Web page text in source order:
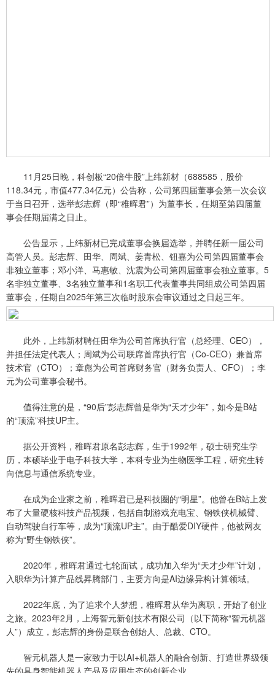
11月25日晚，科创板“20倍牛股”上纬新材（688585，股价
118.34元，市值477.34亿元）公告称，公司第四届董事会第一次会议
于当日召开，选举彭志辉（即“稚晖君”）为董事长，任期至第四届董
事会任期届满之日止。
公告显示，上纬新材已完成董事会换届选举，并聘任新一届公司
高管人员。彭志辉、田华、周斌、姜青松、钮嘉为公司第四届董事会
非独立董事；邓小洋、马惠敏、沈震为公司第四届董事会独立董事。5
名非独立董事、3名独立董事和1名职工代表董事共同组成公司第四届
董事会，任期自2025年第三次临时股东会审议通过之日起三年。
此外，上纬新材聘任田华为公司首席执行官（总经理、CEO），
并担任法定代表人；周斌为公司联席首席执行官（Co-CEO）兼首席
技术官（CTO）；章彪为公司首席财务官（财务负责人、CFO）；李
元为公司董事会秘书。
值得注意的是，“90后”彭志辉曾是华为“天才少年”，如今是B站
的“顶流”科技UP主。
据公开资料，稚晖君原名彭志辉，生于1992年，硕士研究生学
历，本硕毕业于电子科技大学，本科专业为生物医学工程，研究生转
向信息与通信系统专业。
在成为企业家之前，稚晖君已是科技圈的“明星”。他曾在B站上发
布了大量硬核科技产品视频，包括自制游戏充电宝、钢铁侠机械臂、
自动驾驶自行车等，成为“顶流UP主”。由于酷爱DIY硬件，他被网友
称为“野生钢铁侠”。
2020年，稚晖君通过七轮面试，成功加入华为“天才少年”计划，
入职华为计算产品线昇腾部门，主要方向是AI边缘异构计算领域。
2022年底，为了追求个人梦想，稚晖君从华为离职，开始了创业
之旅。2023年2月，上海智元新创技术有限公司（以下简称“智元机器
人”）成立，彭志辉的身份是联合创始人、总裁、CTO。
智元机器人是一家致力于以AI+机器人的融合创新、打造世界级领